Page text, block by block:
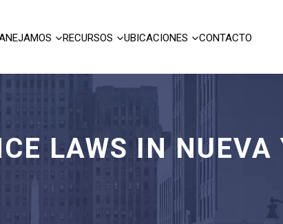
RECURSOS UBICACIONES CONTACTO
LAWS IN NUEVA